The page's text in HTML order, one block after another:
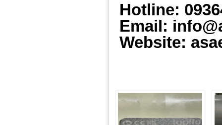
Hotline:
Email:
Website: